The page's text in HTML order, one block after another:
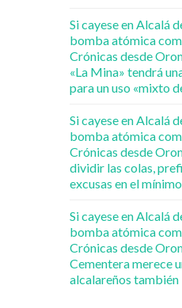
Si cayese en Alcalá
bomba atómica
Crónicas desde
«La Mina» tendrá
para un uso «mixto
Si cayese en Alcalá
bomba atómica
Crónicas desde
dividir las colas,
excusas en el
Si cayese en Alcalá
bomba atómica
Crónicas desde
Cementera merece
alcalareños también